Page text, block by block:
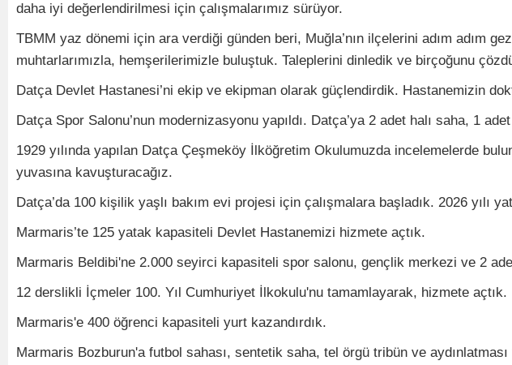
daha iyi değerlendirilmesi için çalışmalarımız sürüyor.
TBMM yaz dönemi için ara verdiği günden beri, Muğla’nın ilçelerini adım adım
muhtarlarımızla, hemşerilerimizle buluştuk. Taleplerini dinledik ve birçoğunu
Datça Devlet Hastanesi’ni ekip ve ekipman olarak güçlendirdik. Hastanemizin
Datça Spor Salonu’nun modernizasyonu yapıldı. Datça’ya 2 adet halı saha, 1
1929 yılında yapılan Datça Çeşmeköy İlköğretim Okulumuzda incelemelerde
yuvasına kavuşturacağız.
Datça’da 100 kişilik yaşlı bakım evi projesi için çalışmalara başladık. 2026 yılı
Marmaris’te 125 yatak kapasiteli Devlet Hastanemizi hizmete açtık.
Marmaris Beldibi'ne 2.000 seyirci kapasiteli spor salonu, gençlik merkezi ve 2
12 derslikli İçmeler 100. Yıl Cumhuriyet İlkokulu'nu tamamlayarak, hizmete açtık.
Marmaris'e 400 öğrenci kapasiteli yurt kazandırdık.
Marmaris Bozburun'a futbol sahası, sentetik saha, tel örgü tribün ve aydınlatması